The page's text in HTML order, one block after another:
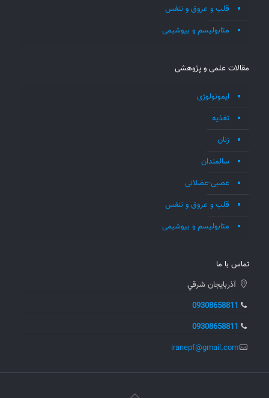
قلب و عروق و تنفس
متابولیسم و بیوشیمی
مقالات علمی و پژوهشی
ایمونولوژی
تغذیه
زنان
سالمندان
عصبی-عضلانی
قلب و عروق و تنفس
متابولیسم و بیوشیمی
تماس با ما
آذربايجان شرقي
09308658811
09308658811
iranepf@gmail.com